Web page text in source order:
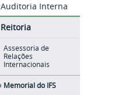
Auditoria Interna
Reitoria
Assessoria de
Relações
Internacionais
Memorial do IFS